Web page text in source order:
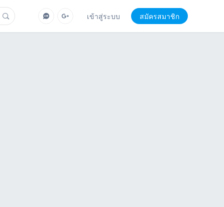
เข้าสู่ระบบ สมัครสมาชิก